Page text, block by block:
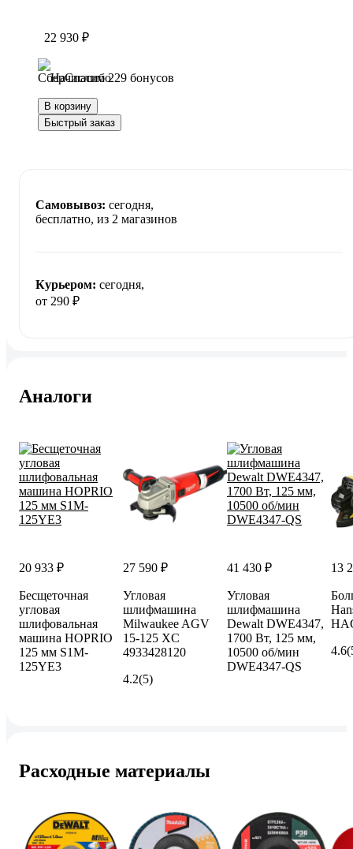
22 930 ₽
Начислим 229 бонусов
В корзину
Быстрый заказ
Самовывоз: сегодня,
бесплатно, из 2 магазинов
Курьером: сегодня,
от 290 ₽
Аналоги
20 933 ₽
Бесщеточная
угловая
шлифовальная
машина HOPRIO
125 мм S1M-
125YE3
27 590 ₽
Угловая
шлифмашина
Milwaukee AGV
15-125 XC
4933428120
4.2(5)
41 430 ₽
Угловая
шлифмашина
Dewalt DWE4347,
1700 Вт, 125 мм,
10500 об/мин
DWE4347-QS
13
4.6
Расходные материалы